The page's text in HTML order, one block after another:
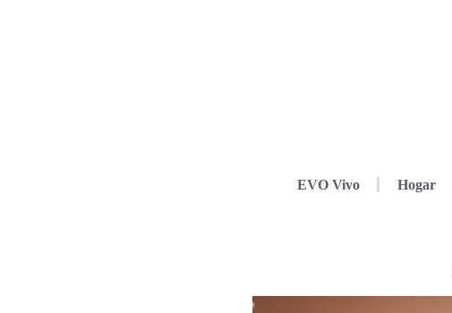
EVO Vivo Hogar